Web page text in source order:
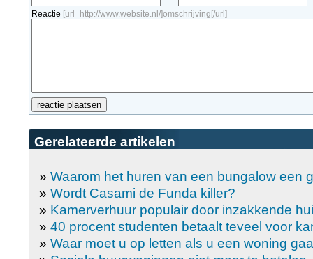
Reactie [url=http://www.website.nl/]omschrijving[/url]
Gerelateerde artikelen
» Waarom het huren van een bungalow een
» Wordt Casami de Funda killer?
» Kamerverhuur populair door inzakkende
» 40 procent studenten betaalt teveel voor
» Waar moet u op letten als u een woning